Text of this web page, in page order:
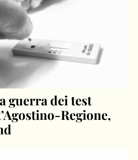
guerra dei test
Regione,